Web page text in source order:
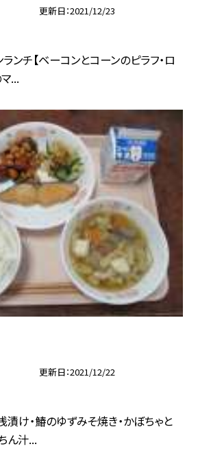
更新日 2021/12/23
ランチ【ベーコンとコーンのピラフ・ロ
...
更新日 2021/12/22
漬け・鰆のゆずみそ焼き・かぼちゃと
ん汁...